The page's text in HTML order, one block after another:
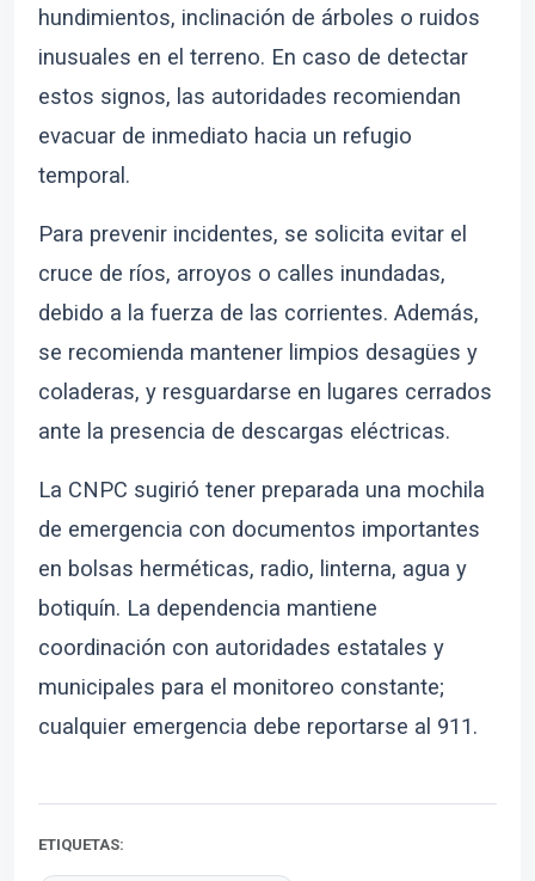
hundimientos, inclinación de árboles o ruidos
inusuales en el terreno. En caso de detectar
estos signos, las autoridades recomiendan
evacuar de inmediato hacia un refugio
temporal.
Para prevenir incidentes, se solicita evitar el
cruce de ríos, arroyos o calles inundadas,
debido a la fuerza de las corrientes. Además,
se recomienda mantener limpios desagües y
coladeras, y resguardarse en lugares cerrados
ante la presencia de descargas eléctricas.
La CNPC sugirió tener preparada una mochila
de emergencia con documentos importantes
en bolsas herméticas, radio, linterna, agua y
botiquín. La dependencia mantiene
coordinación con autoridades estatales y
municipales para el monitoreo constante;
cualquier emergencia debe reportarse al 911.
ETIQUETAS: